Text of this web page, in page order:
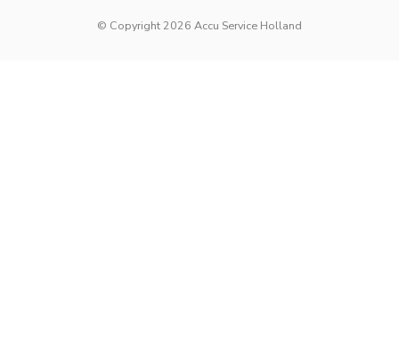
© Copyright 2026 Accu Service Holland